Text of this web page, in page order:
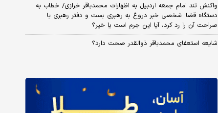
واکنش تند امام جمعه اردبیل به اظهارات محمدباقر خرازی/ خطاب به
دستگاه قضا: شخصی خبر دروغ به رهبری بست و دفتر رهبری با
صراحت آن را رد کرد، آیا این جرم است یا خیر؟
شایعه استعفای محمدباقر ذوالقدر صحت دارد؟